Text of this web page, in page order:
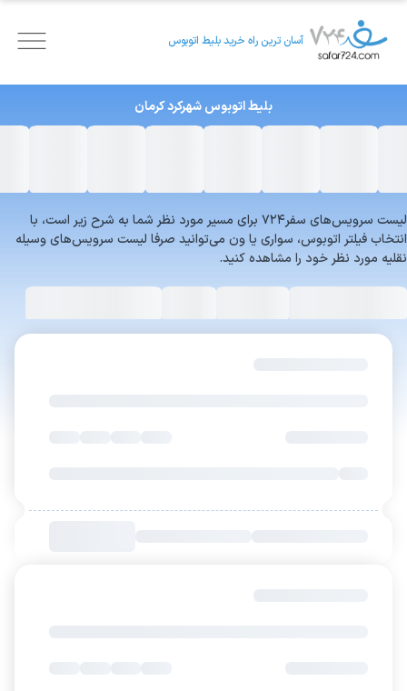
آسان ترین راه خرید بلیط اتوبوس
بلیط اتوبوسشهرکردکرمان
لیست سرویس‌های سفر۷۲۴ برای مسیر مورد نظر شما به شرح زیر است، با
انتخاب فیلتر اتوبوس، سواری یا ون می‌توانید صرفا لیست سرویس‌های وسیله
نقلیه مورد نظر خود را مشاهده کنید.